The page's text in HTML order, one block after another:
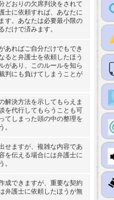
どおりの欠席判決をされて
士に依頼すれば、あなたに
す。あなたは必要最小限の
だけで済みます。
あればご自分だけでもでき
ると弁護士を依頼したほう
があり、このルールを知ら
判にも負けてしまうことが
解決方法を示してもらえま
を代行してもらうことも可
てしまった頭の中の整理を
。
せますが、複雑な内容であ
を伝える場合には弁護士に
。
成できますが、重要な契約
弁護士に依頼したほうが無